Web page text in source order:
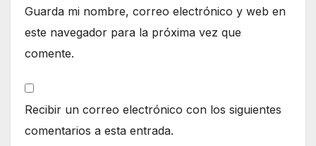
Guarda mi nombre, correo electrónico y web en
este navegador para la próxima vez que
comente.
Recibir un correo electrónico con los siguientes
comentarios a esta entrada.